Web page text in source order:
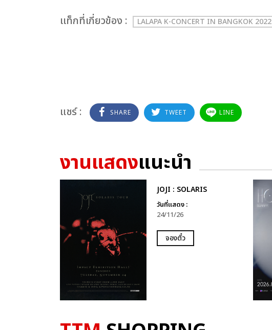
เเท็กที่เกี่ยวข้อง : LALAPA K-CONCERT IN BANGKOK 2022
แชร์ : SHARE TWEET LINE
งานแสดงแนะนำ
JOJI : SOLARIS
วันที่แสดง :
24/11/26
จองตั๋ว